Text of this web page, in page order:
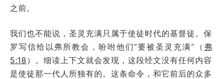
之前。
我们也不能说，圣灵充满只属于使徒时代的基督徒。保
罗写信给以弗所教会，吩咐他们“要被圣灵充满”（ 弗
5:18 ）。细读上下文就会发现，这段经文没有任何内容
是使徒那一代人所独有的。这条命令，和它前后的众多